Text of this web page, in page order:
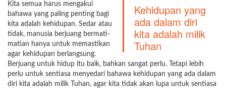
Kehidupan yang
ada dalam diri
kita adalah milik
Tuhan
Kita semua harus mengakui
bahawa yang paling penting bagi
kita adalah kehidupan. Sedar atau
tidak, manusia berjuang bermati-
matian hanya untuk memastikan
agar kehidupan berlangsung.
Berjuang untuk hidup itu baik, bahkan sangat perlu. Tetapi lebih
perlu untuk sentiasa menyedari bahawa kehidupan yang ada dalam
diri kita adalah milik Tuhan, agar kita tidak akan lupa untuk sentiasa